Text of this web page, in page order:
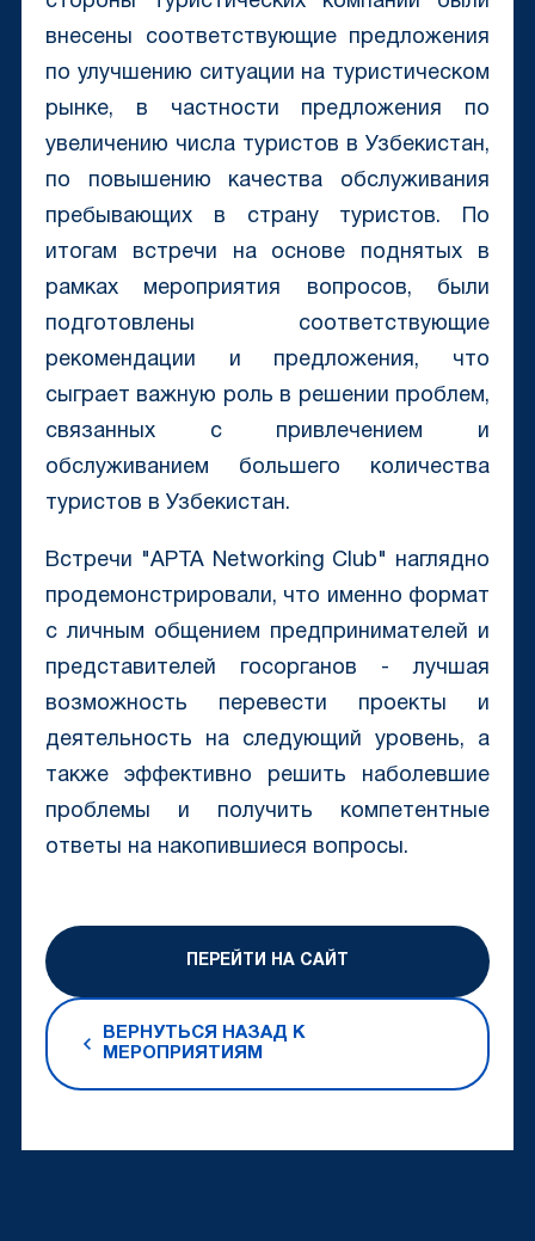
внесены соответствующие предложения
по улучшению ситуации на туристическом
рынке, в частности предложения по
увеличению числа туристов в Узбекистан,
по повышению качества обслуживания
пребывающих в страну туристов. По
итогам встречи на основе поднятых в
рамках мероприятия вопросов, были
подготовлены соответствующие
рекомендации и предложения, что
сыграет важную роль в решении проблем,
связанных с привлечением и
обслуживанием большего количества
туристов в Узбекистан.
Встречи "APTA Networking Club" наглядно
продемонстрировали, что именно формат
c личным общением предпринимателей и
представителей госорганов - лучшая
возможность перевести проекты и
деятельность на следующий уровень, а
также эффективно решить наболевшие
проблемы и получить компетентные
ответы на накопившиеся вопросы.
ПЕРЕЙТИ НА САЙТ
ВЕРНУТЬСЯ НАЗАД К
МЕРОПРИЯТИЯМ